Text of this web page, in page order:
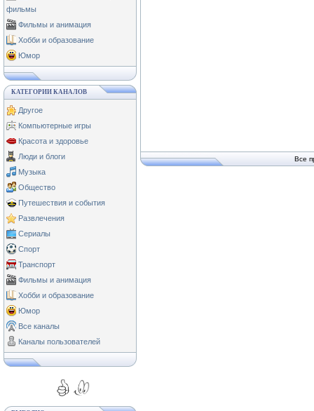
фильмы
Фильмы и анимация
Хобби и образование
Юмор
КАТЕГОРИИ КАНАЛОВ
Другое
Компьютерные игры
Красота и здоровье
Люди и блоги
Музыка
Общество
Путешествия и события
Развлечения
Сериалы
Спорт
Транспорт
Фильмы и анимация
Хобби и образование
Юмор
Все каналы
Каналы пользователей
Все